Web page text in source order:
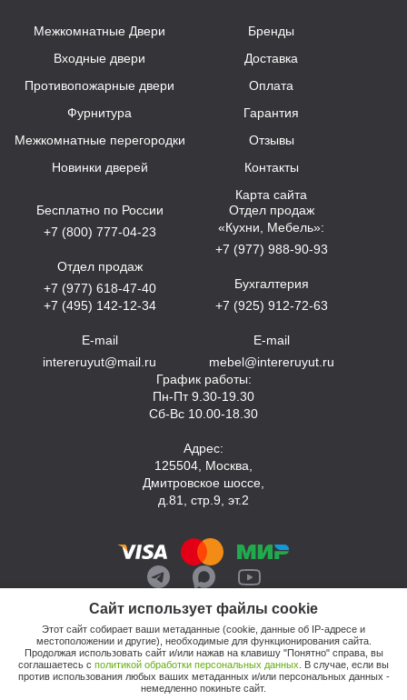
Сайт использует файлы cookie
Этот сайт собирает ваши метаданные (cookie, данные об IP-адресе и
местоположении и другие), необходимые для функционирования сайта.
Продолжая использовать сайт и/или нажав на клавишу "Понятно" справа, вы
соглашаетесь с политикой обработки персональных данных . В случае, если вы
против использования любых ваших метаданных и/или персональных данных -
немедленно покиньте сайт.
Межкомнатные Двери
Входные двери
Противопожарные двери
Фурнитура
Межкомнатные перегородки
Новинки дверей
Бренды
Доставка
Оплата
Гарантия
Отзывы
Контакты
Карта сайта
Бесплатно по России
+7 (800) 777-04-23
Отдел продаж
+7 (977) 618-47-40
+7 (495) 142-12-34
E-mail
intereruyut@mail.ru
Отдел продаж
«Кухни, Мебель»:
+7 (977) 988-90-93
Бухгалтерия
+7 (925) 912-72-63
E-mail
mebel@intereruyut.ru
График работы:
Пн-Пт 9.30-19.30
Сб-Вс 10.00-18.30
Адрес:
125504, Москва,
Дмитровское шоссе,
д.81, стр.9, эт.2
© 2026, Компания «Интерьер Уют»